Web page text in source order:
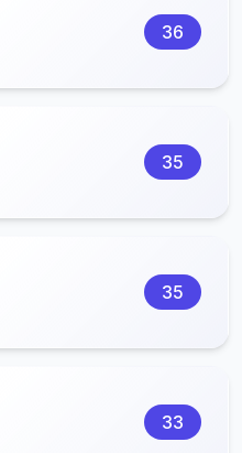
36
35
35
33